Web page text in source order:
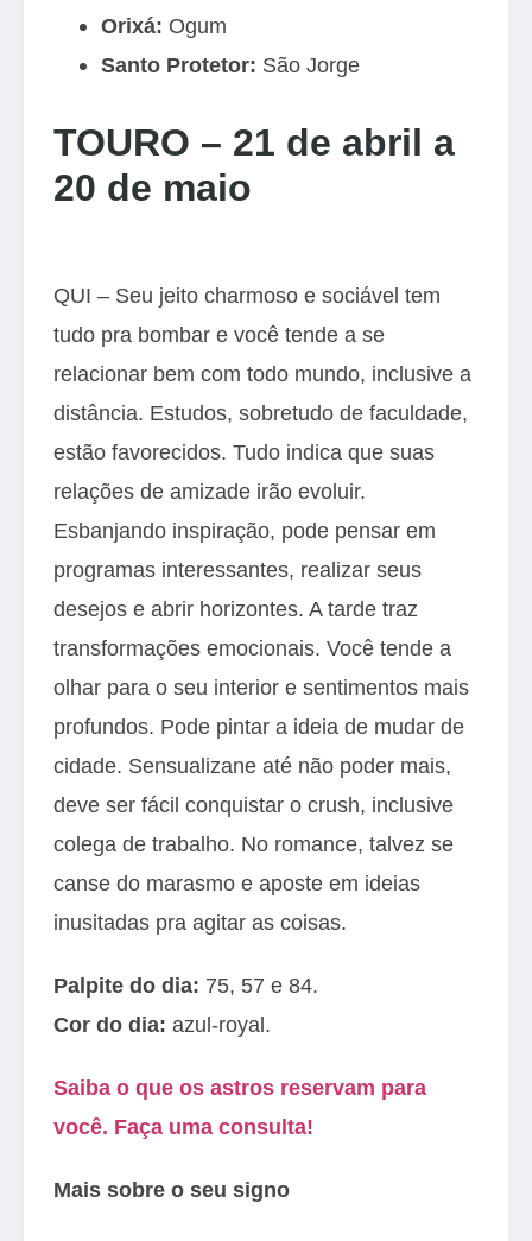
Orixá: Ogum
Santo Protetor: São Jorge
TOURO – 21 de abril a
20 de maio
QUI – Seu jeito charmoso e sociável tem
tudo pra bombar e você tende a se
relacionar bem com todo mundo, inclusive a
distância. Estudos, sobretudo de faculdade,
estão favorecidos. Tudo indica que suas
relações de amizade irão evoluir.
Esbanjando inspiração, pode pensar em
programas interessantes, realizar seus
desejos e abrir horizontes. A tarde traz
transformações emocionais. Você tende a
olhar para o seu interior e sentimentos mais
profundos. Pode pintar a ideia de mudar de
cidade. Sensualizane até não poder mais,
deve ser fácil conquistar o crush, inclusive
colega de trabalho. No romance, talvez se
canse do marasmo e aposte em ideias
inusitadas pra agitar as coisas.
Palpite do dia: 75, 57 e 84.
Cor do dia: azul-royal.
Saiba o que os astros reservam para
você. Faça uma consulta!
Mais sobre o seu signo